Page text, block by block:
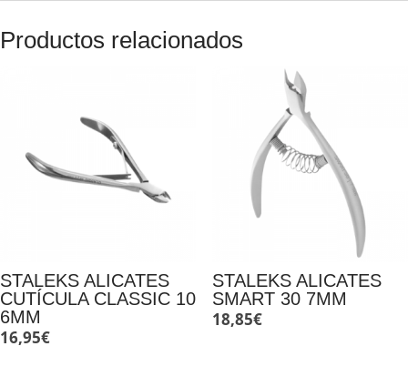
Productos relacionados
STALEKS ALICATES
CUTÍCULA CLASSIC 10
6MM
16,95€
STALEKS ALICATES
SMART 30 7MM
18,85€